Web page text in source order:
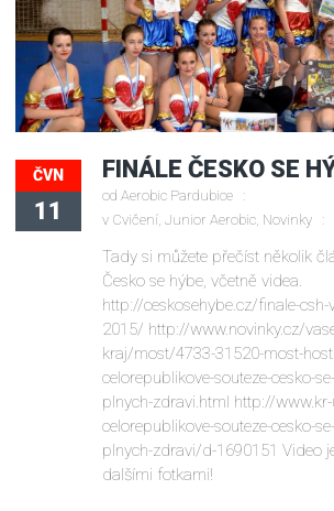
ČVN
11
FINÁLE ČESKO SE
od Aerobic Pardubice
v Cvičení, Junior Aerobic, Novinky
Tady si můžete přečíst několik
Česko se hýbe, včetně videa.
http://ceskosehybe.cz/finale-csh-
2015/ http://www.novinky.cz/
kraj/most/4733-31520-most-
celorepublikove-souteze-cesko-
plnych-zdravi.html http://
celorepublikove-souteze-cesko-
plnych-zdravi/d-1690151 Video
dalšími fotkami!